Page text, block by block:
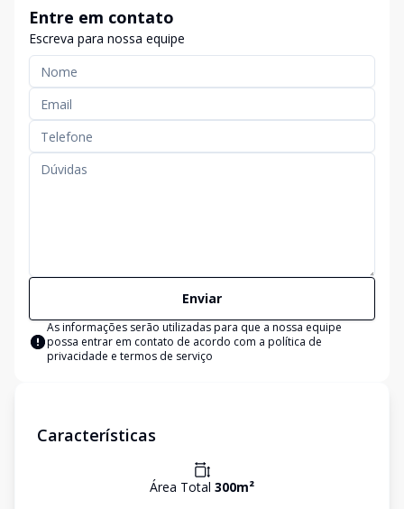
Entre em contato
Escreva para nossa equipe
Enviar
As informações serão utilizadas para que a nossa equipe
possa entrar em contato de acordo com a política de
privacidade e termos de serviço
Características
Área Total 300m²